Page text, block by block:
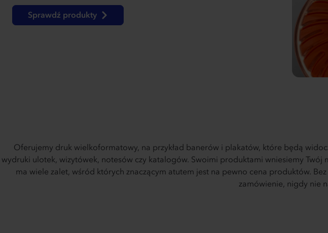
Sprawdź produkty
Oferujemy druk wielkoformatowy, na przykład banerów i plakatów, które będą
wydruki ulotek, wizytówek, notesów czy katalogów. Swoimi produktami wniesiemy
ma wiele zalet, wśród których znaczącym atutem jest na pewno cena produktów.
zamówienie, nigdy nie